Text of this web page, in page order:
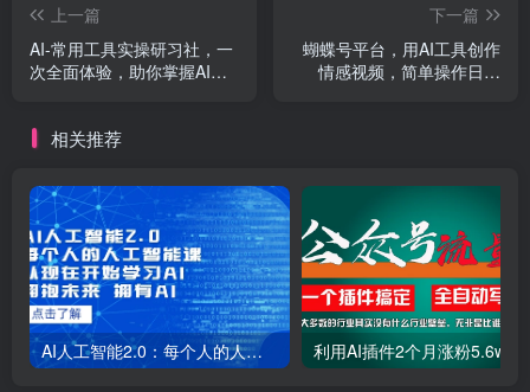
上一篇
AI-常用工具实操研习社，一
次全面体验，助你掌握AI技
下一篇
蝴蝶号平台，用AI工具创作
情感视频，简单操作日赚
相关推荐
AI人工智能2.0：每个人的人工智能课：从现在开始学习AI（38节课）